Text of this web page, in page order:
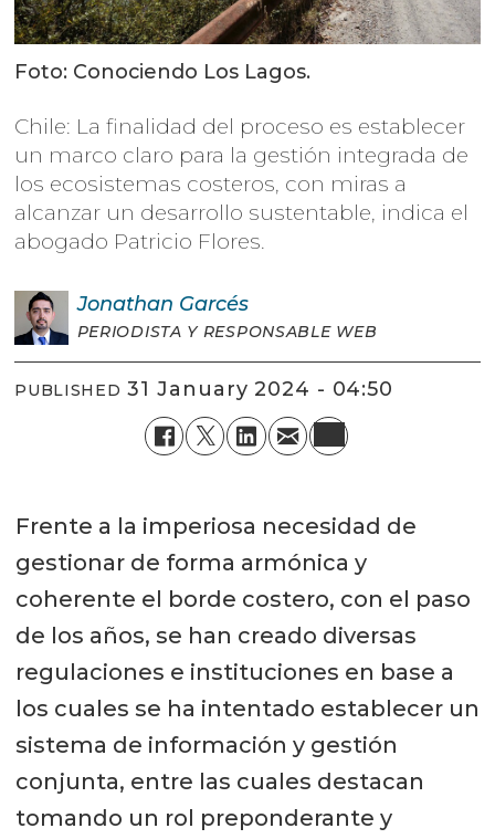
Foto: Conociendo Los Lagos.
Chile: La finalidad del proceso es establecer
un marco claro para la gestión integrada de
los ecosistemas costeros, con miras a
alcanzar un desarrollo sustentable, indica el
abogado Patricio Flores.
Jonathan Garcés
PERIODISTA Y RESPONSABLE WEB
PUBLISHED 31 January 2024 - 04:50
Frente a la imperiosa necesidad de
gestionar de forma armónica y
coherente el borde costero, con el paso
de los años, se han creado diversas
regulaciones e instituciones en base a
los cuales se ha intentado establecer un
sistema de información y gestión
conjunta, entre las cuales destacan
tomando un rol preponderante y